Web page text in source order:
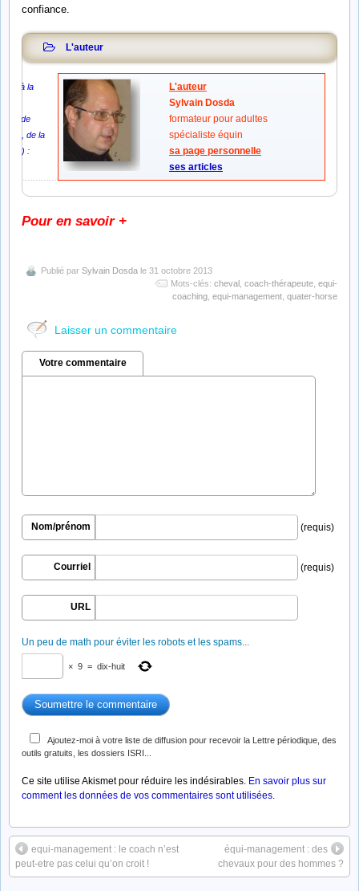
confiance.
L'auteur
à la
de
de la
:
L'auteur
Sylvain Dosda
formateur pour adultes
spécialiste équin
sa page personnelle
ses articles
Pour en savoir +
Publié par Sylvain Dosda le 31 octobre 2013
Mots-clés: cheval coach-thérapeute equi-
coaching equi-management quater-horse
Laisser un commentaire
Votre commentaire
Nom/prénom (requis)
Courriel (requis)
URL
Un peu de math pour éviter les robots et les spams...
× 9 = dix-huit
Ajoutez-moi à votre liste de diffusion pour recevoir la Lettre périodique, des
outils gratuits, les dossiers ISRI...
Ce site utilise Akismet pour réduire les indésirables. En savoir plus sur
comment les données de vos commentaires sont utilisées.
equi-management : le coach n’est
peut-etre pas celui qu’on croit !
équi-management : des
chevaux pour des hommes ?